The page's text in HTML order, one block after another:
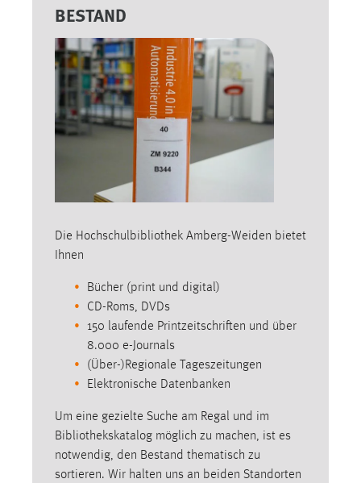
BESTAND
Die Hochschulbibliothek Amberg-Weiden bietet
Ihnen
Bücher (print und digital)
CD-Roms, DVDs
150 laufende Printzeitschriften und über
8.000 e-Journals
(Über-)Regionale Tageszeitungen
Elektronische Datenbanken
Um eine gezielte Suche am Regal und im
Bibliothekskatalog möglich zu machen, ist es
notwendig, den Bestand thematisch zu
sortieren. Wir halten uns an beiden Standorten